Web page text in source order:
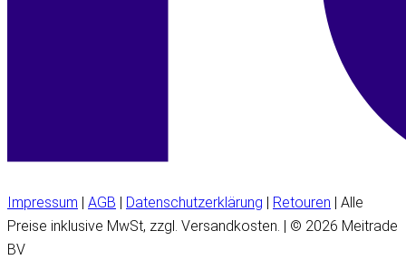
Impressum | AGB | Datenschutzerklärung | Retouren | Alle
Preise inklusive MwSt, zzgl. Versandkosten. | © 2026 Meitrade
BV